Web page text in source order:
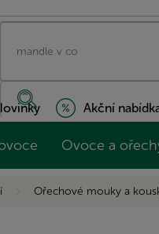
Akční
Ovoce a
Ořechové mouky a